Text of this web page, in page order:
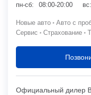
пн-сб:
08:00-20:00 вс:
Новые авто Авто с
Сервис
Страхование
Официальный дилер